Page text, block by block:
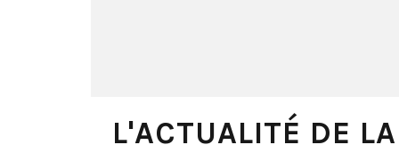
L'ACTUALITÉ DE